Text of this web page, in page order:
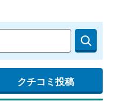
クチコミ投稿